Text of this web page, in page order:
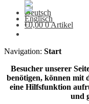
€0,00 0 Artikel
Navigation: Start
Besucher unserer
benötigen, können mit
eine Hilfsfunktion
und